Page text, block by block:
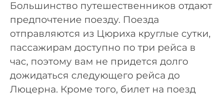
Большинство путешественников отдают
предпочтение поезду. Поезда
отправляются из Цюриха круглые сутки,
пассажирам доступно по три рейса в
час, поэтому вам не придется долго
дожидаться следующего рейса до
Люцерна. Кроме того, билет на поезд